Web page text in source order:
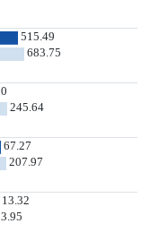
515.49
683.75
0
245.64
67.27
207.97
13.32
3.95